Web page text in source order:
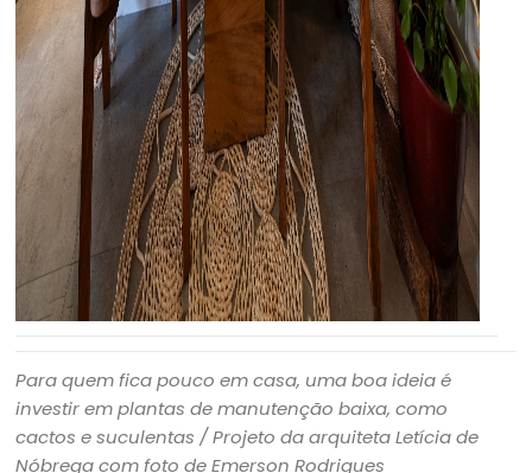
Para quem fica pouco em casa, uma boa ideia é
investir em plantas de manutenção baixa, como
cactos e suculentas / Projeto da arquiteta Letícia de
Nóbrega com foto de Emerson Rodrigues